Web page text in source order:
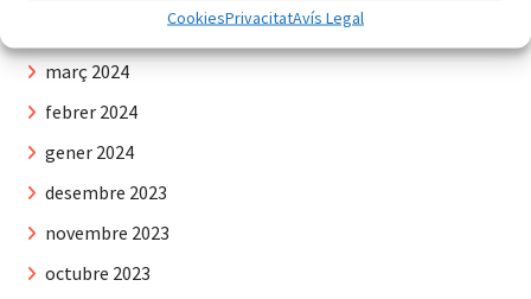
CookiesPrivacitatAvís Legal
març 2024
febrer 2024
gener 2024
desembre 2023
novembre 2023
octubre 2023